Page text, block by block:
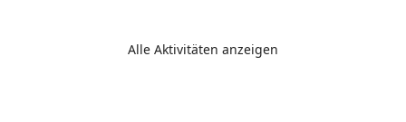
seinen Feriengästen ein reichhaltiges Angebot an
Alle Aktivitäten anzeigen